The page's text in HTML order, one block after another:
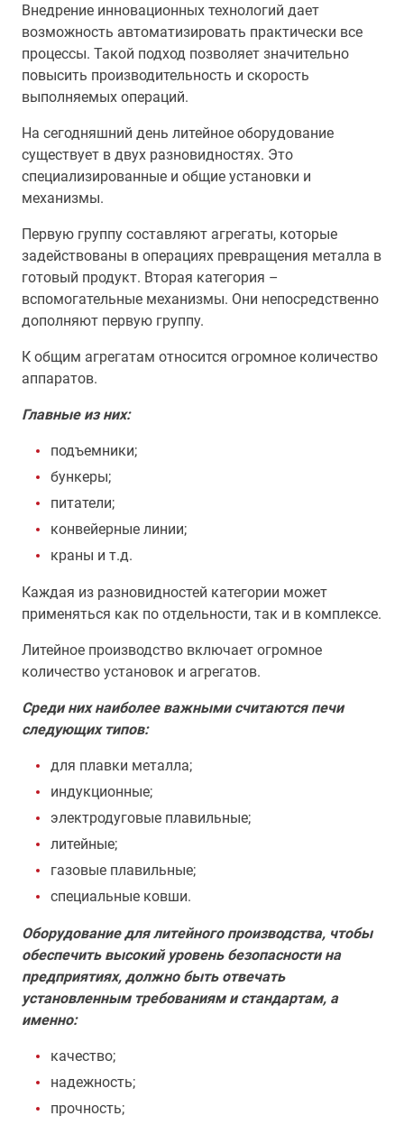
Внедрение инновационных технологий дает
возможность автоматизировать практически все
процессы. Такой подход позволяет значительно
повысить производительность и скорость
выполняемых операций.
На сегодняшний день литейное оборудование
существует в двух разновидностях. Это
специализированные и общие установки и
механизмы.
Первую группу составляют агрегаты, которые
задействованы в операциях превращения металла в
готовый продукт. Вторая категория –
вспомогательные механизмы. Они непосредственно
дополняют первую группу.
К общим агрегатам относится огромное количество
аппаратов.
Главные из них:
подъемники;
бункеры;
питатели;
конвейерные линии;
краны и т.д.
Каждая из разновидностей категории может
применяться как по отдельности, так и в комплексе.
Литейное производство включает огромное
количество установок и агрегатов.
Среди них наиболее важными считаются печи
следующих типов:
для плавки металла;
индукционные;
электродуговые плавильные;
литейные;
газовые плавильные;
специальные ковши.
Оборудование для литейного производства, чтобы
обеспечить высокий уровень безопасности на
предприятиях, должно быть отвечать
установленным требованиям и стандартам, а
именно:
качество;
надежность;
прочность;